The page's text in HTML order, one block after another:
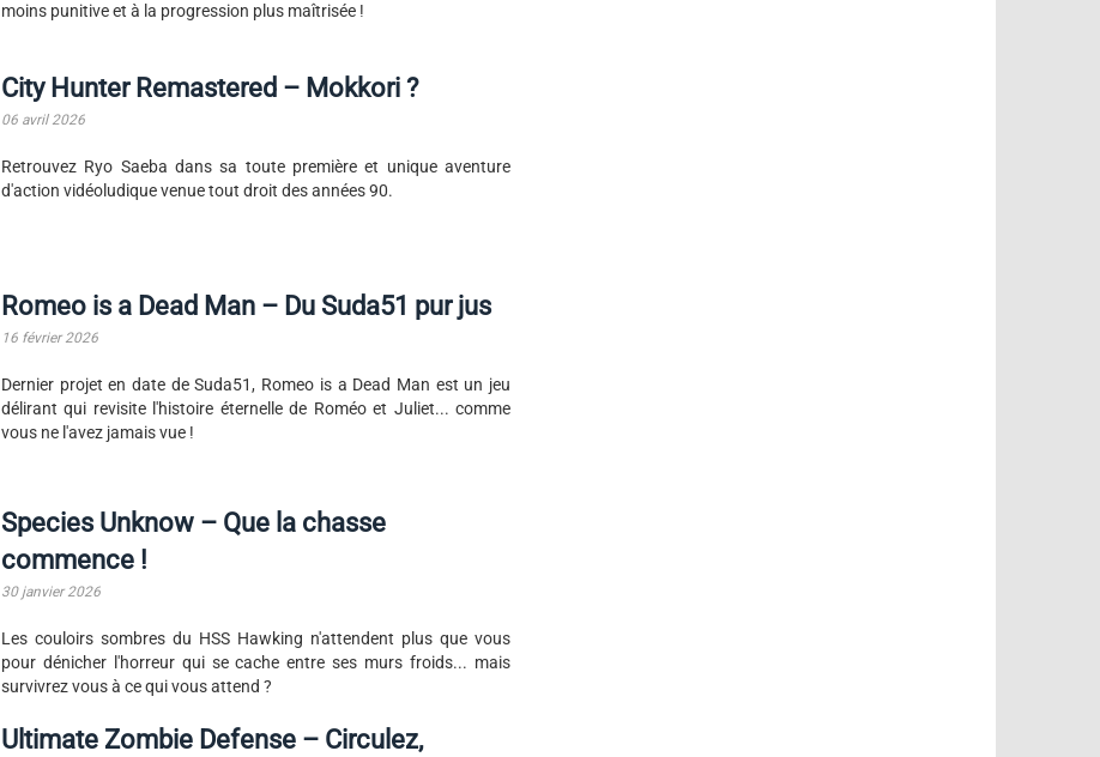
moins punitive et à la progression plus maîtrisée !
City Hunter Remastered – Mokkori ?
06 avril 2026
Retrouvez Ryo Saeba dans sa toute première et unique aventure
d'action vidéoludique venue tout droit des années 90.
Romeo is a Dead Man – Du Suda51 pur jus
16 février 2026
Dernier projet en date de Suda51, Romeo is a Dead Man est un jeu
délirant qui revisite l'histoire éternelle de Roméo et Juliet... comme
vous ne l'avez jamais vue !
Species Unknow – Que la chasse
commence !
30 janvier 2026
Les couloirs sombres du HSS Hawking n'attendent plus que vous
pour dénicher l'horreur qui se cache entre ses murs froids... mais
survivrez vous à ce qui vous attend ?
Ultimate Zombie Defense – Circulez,